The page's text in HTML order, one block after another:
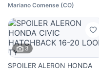
Mariano Comense (CO)
3
SPOILER ALERON HONDA